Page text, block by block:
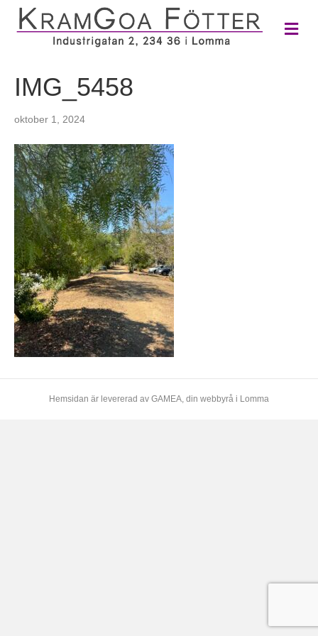
M
e
IMG_5458
oktober 1, 2024
Hemsidan är levererad av GAMEA, din webbyrå i Lomma